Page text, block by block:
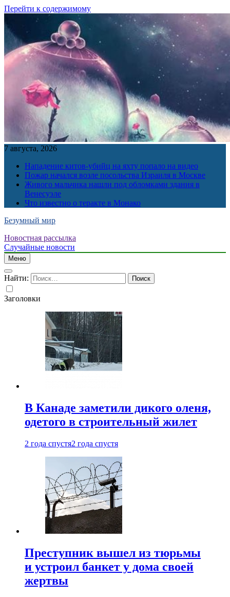
Перейти к содержимому
7 августа, 2026
Нападение китов-убийц на яхту попало на видео
Пожар начался возле посольства Израиля в Москве
Живого мальчика нашли под обломками здания в
Венесуэле
Что известно о теракте в Монако
Безумный мир
Новостная рассылка
Случайные новости
Меню
Найти:
Заголовки
В Канаде заметили дикого оленя,
одетого в строительный жилет
2 года спустя2 года спустя
Преступник вышел из тюрьмы
и устроил банкет у дома своей
жертвы